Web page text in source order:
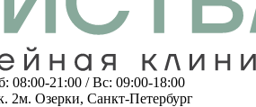
08:00-21:00 / Вс: 09:00-18:00
2м. Озерки, Санкт-Петербург